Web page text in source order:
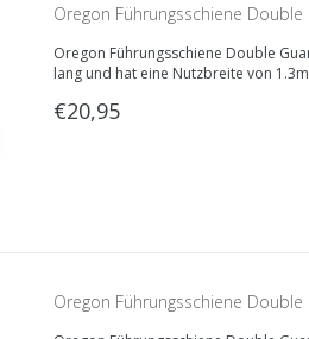
Oregon Führungsschiene
Oregon Führungsschiene Double
lang und hat eine Nutzbreite von
€20,95
Oregon Führungsschiene